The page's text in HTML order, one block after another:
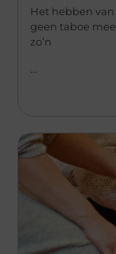
Het hebben
geen taboe
zo’n